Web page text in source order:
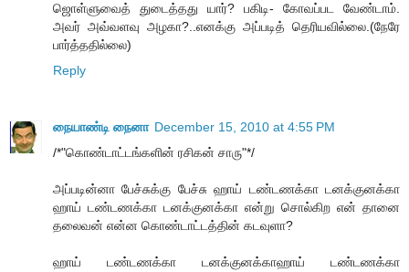
ஜொள்ளுவைத் துடைத்தது யார்? பகிடி- கோவப்பட வேண்டாம்.
அவர் அவ்வளவு அழகா?..எனக்கு அப்படித் தெரியவில்லை.(நேரே
பார்த்ததில்லை)
Reply
நையாண்டி நைனா December 15, 2010 at 4:55 PM
/*"கொண்டாட்டங்களின் ரசிகன் சாரு"*/
அப்படின்னா பேச்சுக்கு பேச்சு ஹாய் டண்டணக்கா டனக்குனக்கா
ஹாய் டண்டணக்கா டனக்குனக்கா என்று சொல்கிற என் தானை
தலைவன் என்ன கொண்டாட்டத்தின் கடவுளா?
ஹாய் டண்டணக்கா டனக்குனக்காஹாய் டண்டணக்கா